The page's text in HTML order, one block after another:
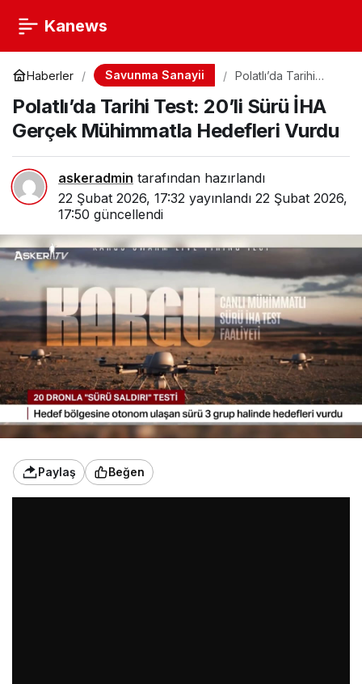
Kanews
Haberler Savunma Sanayii
Polatlı’da Tarihi
Gerçek Mühimmatla
Hedefleri Vurdu
Polatlı’da Tarihi Test: 20’li Sürü İHA
Gerçek Mühimmatla Hedefleri Vurdu
askeradmin tarafından hazırlandı
22 Şubat 2026, 17:32 yayınlandı 22 Şubat 2026,
17:50 güncellendi
Paylaş Beğen